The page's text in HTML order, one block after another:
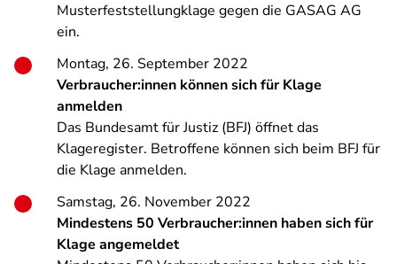
Musterfeststellungklage gegen die GASAG AG
ein.
Montag, 26. September 2022
Verbraucher:innen können sich für Klage
anmelden
Das Bundesamt für Justiz (BFJ) öffnet das
Klageregister. Betroffene können sich beim BFJ für
die Klage anmelden.
Samstag, 26. November 2022
Mindestens 50 Verbraucher:innen haben sich für
Klage angemeldet